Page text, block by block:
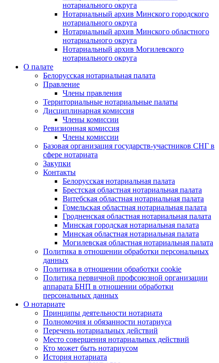
нотариального округа
Нотариальный архив Минского городского
нотариального округа
Нотариальный архив Минского областного
нотариального округа
Нотариальный архив Могилевского
нотариального округа
О палате
Белорусская нотариальная палата
Правление
Члены правления
Территориальные нотариальные палаты
Дисциплинарная комиссия
Члены комиссии
Ревизионная комиссия
Члены комиссии
Базовая организация государств-участников СНГ в
сфере нотариата
Закупки
Контакты
Белорусская нотариальная палата
Брестская областная нотариальная палата
Витебская областная нотариальная палата
Гомельская областная нотариальная палата
Гродненская областная нотариальная палата
Минская городская нотариальная палата
Минская областная нотариальная палата
Могилевская областная нотариальная палата
Политика в отношении обработки персональных
данных
Политика в отношении обработки cookie
Политика первичной профсоюзной организации
аппарата БНП в отношении обработки
персональных данных
О нотариате
Принципы деятельности нотариата
Полномочия и обязанности нотариуса
Перечень нотариальных действий
Место совершения нотариальных действий
Кто может быть нотариусом
История нотариата